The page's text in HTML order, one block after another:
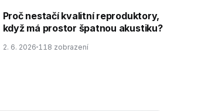
Proč nestačí kvalitní reproduktory,
když má prostor špatnou akustiku?
2. 6. 2026 118 zobrazení